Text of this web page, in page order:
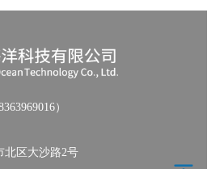
）
北区大沙路2号